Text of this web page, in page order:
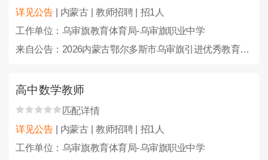
详见公告
| 内蒙古 | 教师招聘 | 招1人
工作单位：乌审旗教育体育局-乌审旗职业中学
来自公告：2026内蒙古鄂尔多斯市乌审旗引进优秀教育人才23人公告
高中数学教师
匹配详情
详见公告 | 内蒙古 | 教师招聘 | 招1人
工作单位：乌审旗教育体育局-乌审旗职业中学